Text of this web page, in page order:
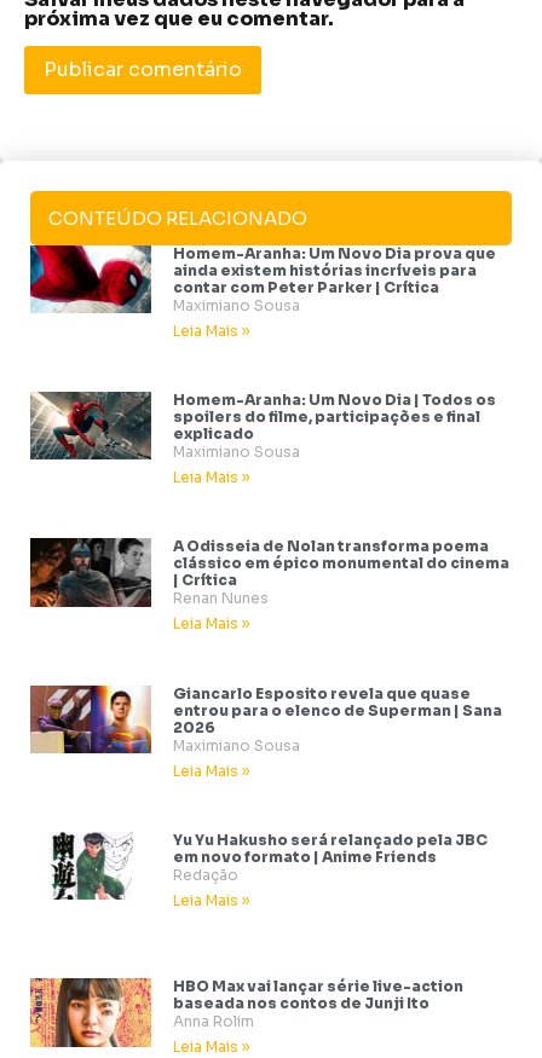
próxima vez que eu comentar.
CONTEÚDO RELACIONADO
Homem-Aranha: Um Novo Dia prova que
ainda existem histórias incríveis para
contar com Peter Parker | Crítica
Maximiano Sousa
Leia Mais »
Homem-Aranha: Um Novo Dia | Todos os
spoilers do filme, participações e final
explicado
Maximiano Sousa
Leia Mais »
A Odisseia de Nolan transforma poema
clássico em épico monumental do cinema
| Crítica
Renan Nunes
Leia Mais »
Giancarlo Esposito revela que quase
entrou para o elenco de Superman | Sana
2026
Maximiano Sousa
Leia Mais »
Yu Yu Hakusho será relançado pela JBC
em novo formato | Anime Friends
Redação
Leia Mais »
HBO Max vai lançar série live-action
baseada nos contos de Junji Ito
Anna Rolim
Leia Mais »